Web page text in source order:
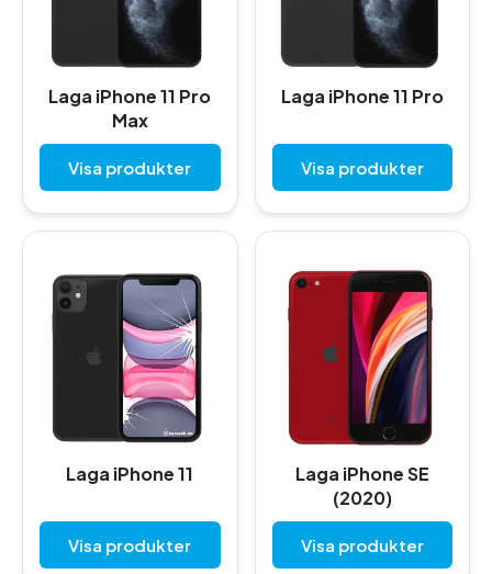
Laga iPhone 11 Pro
Max
Visa produkter
Laga iPhone 11 Pro
Visa produkter
Laga iPhone 11
Visa produkter
Laga iPhone SE
(2020)
Visa produkter